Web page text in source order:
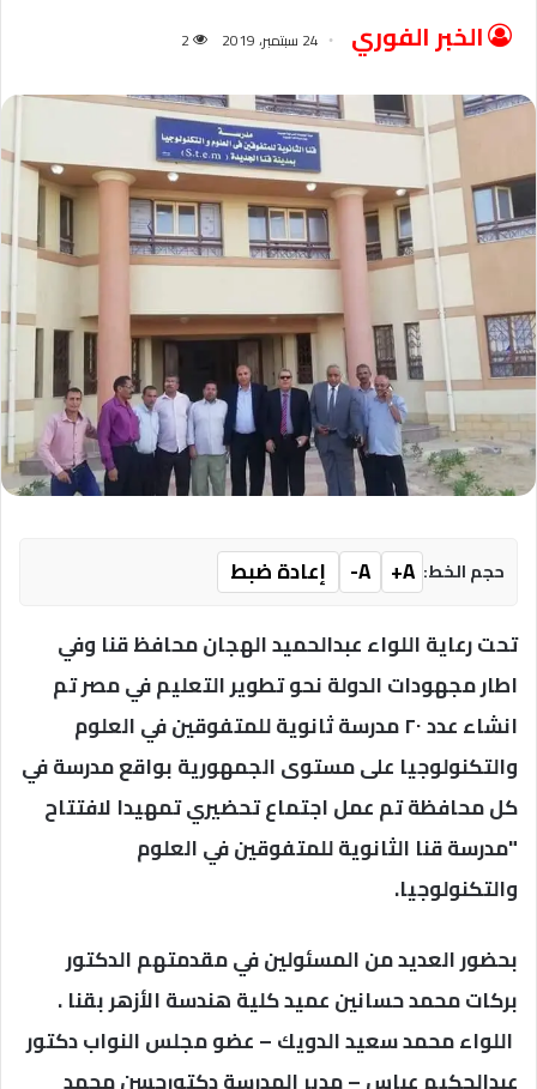
الخبر الفوري 24 سبتمبر، 2019 2
حجم الخط: A+
A-
إعادة ضبط
تحت رعاية اللواء عبدالحميد الهجان محافظ قنا وفي
اطار مجهودات الدولة نحو تطوير التعليم في مصر تم
انشاء عدد ٢٠ مدرسة ثانوية للمتفوقين في العلوم
والتكنولوجيا على مستوى الجمهورية بواقع مدرسة في
كل محافظة تم عمل اجتماع تحضيري تمهيدا لافتتاح
"مدرسة قنا الثانوية للمتفوقين في العلوم
والتكنولوجيا.
بحضور العديد من المسئولين في مقدمتهم الدكتور
بركات محمد حسانين عميد كلية هندسة الأزهر بقنا .
اللواء محمد سعيد الدويك – عضو مجلس النواب دكتور